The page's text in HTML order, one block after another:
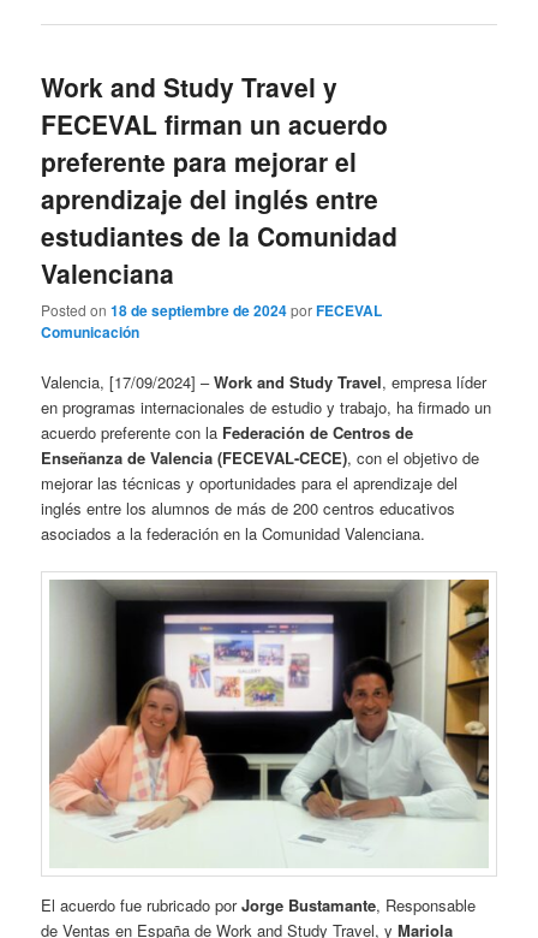
Work and Study Travel y
FECEVAL firman un acuerdo
preferente para mejorar el
aprendizaje del inglés entre
estudiantes de la Comunidad
Valenciana
Posted on18 de septiembre de 2024porFECEVAL
Comunicación
Valencia, [17/09/2024] –Work and Study Travel, empresa líder
en programas internacionales de estudio y trabajo, ha firmado un
acuerdo preferente con la Federación de Centros de
Enseñanza de Valencia (FECEVAL-CECE), con el objetivo de
mejorar las técnicas y oportunidades para el aprendizaje del
inglés entre los alumnos de más de 200 centros educativos
asociados a la federación en la Comunidad Valenciana.
El acuerdo fue rubricado porJorge Bustamante, Responsable
de Ventas en España de Work and Study Travel, yMariola